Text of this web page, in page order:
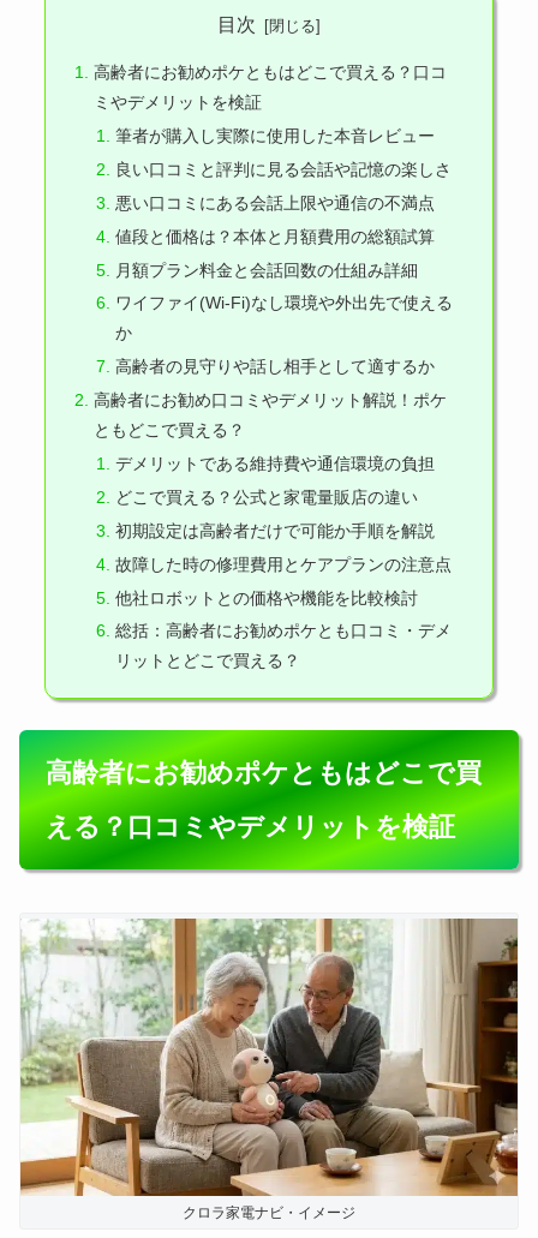
目次
高齢者にお勧めポケともはどこで買える？口コ
ミやデメリットを検証
筆者が購入し実際に使用した本音レビュー
良い口コミと評判に見る会話や記憶の楽しさ
悪い口コミにある会話上限や通信の不満点
値段と価格は？本体と月額費用の総額試算
月額プラン料金と会話回数の仕組み詳細
ワイファイ(Wi-Fi)なし環境や外出先で使える
か
高齢者の見守りや話し相手として適するか
高齢者にお勧め口コミやデメリット解説！ポケ
ともどこで買える？
デメリットである維持費や通信環境の負担
どこで買える？公式と家電量販店の違い
初期設定は高齢者だけで可能か手順を解説
故障した時の修理費用とケアプランの注意点
他社ロボットとの価格や機能を比較検討
総括：高齢者にお勧めポケとも口コミ・デメ
リットとどこで買える？
高齢者にお勧めポケともはどこで買
える？口コミやデメリットを検証
クロラ家電ナビ・イメージ